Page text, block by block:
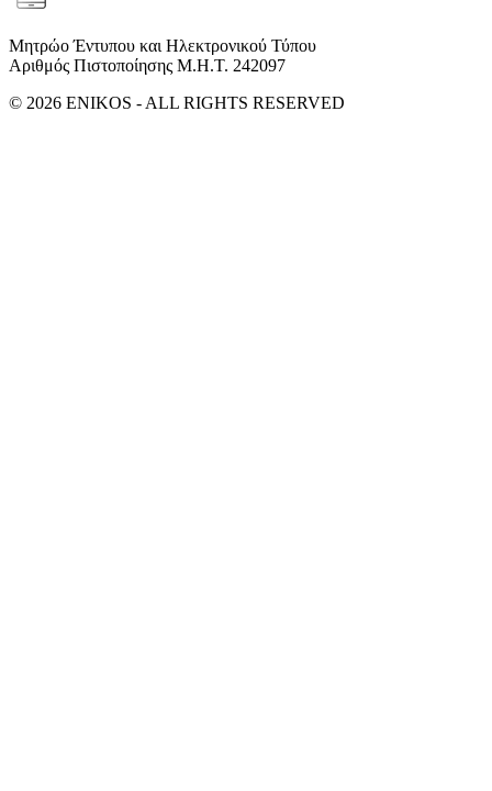
Μητρώο Έντυπου και Ηλεκτρονικού Τύπου
Αριθμός Πιστοποίησης Μ.Η.Τ. 242097
© 2026 ENIKOS - ALL RIGHTS RESERVED